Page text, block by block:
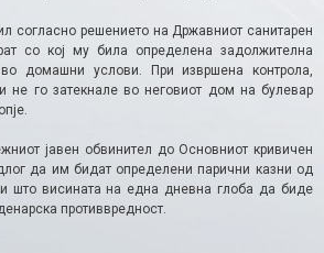
согласно решението на Државниот санитарен
со кој му била определена задолжителна
домашни услови. При извршена контрола,
не го затекнале во неговиот дом на булевар
јавен обвинител до Основниот кривичен
да им бидат определени парични казни од
што висината на една дневна глоба да биде
противвредност.​